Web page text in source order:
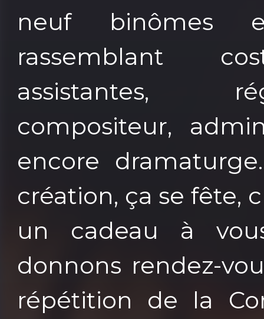
neuf binômes
rassemblant
assistantes,
compositeur,
encore
création, ça se fête,
un cadeau à
donnons rendez-
répétition de la